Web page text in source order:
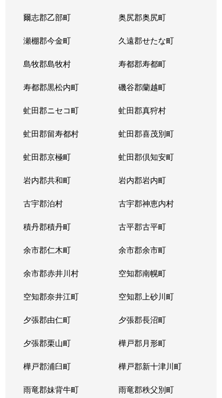
爾志郡乙部町 奥尻郡奥尻町
瀬棚郡今金町 久遠郡せたな町
島牧郡島牧村 寿都郡寿都町
寿都郡黒松内町 磯谷郡蘭越町
虻田郡ニセコ町 虻田郡真狩村
虻田郡留寿都村 虻田郡喜茂別町
虻田郡京極町 虻田郡倶知安町
岩内郡共和町 岩内郡岩内町
古宇郡泊村 古宇郡神恵内村
積丹郡積丹町 古平郡古平町
余市郡仁木町 余市郡余市町
余市郡赤井川村 空知郡南幌町
空知郡奈井江町 空知郡上砂川町
夕張郡由仁町 夕張郡長沼町
夕張郡栗山町 樺戸郡月形町
樺戸郡浦臼町 樺戸郡新十津川町
雨竜郡妹背牛町 雨竜郡秩父別町